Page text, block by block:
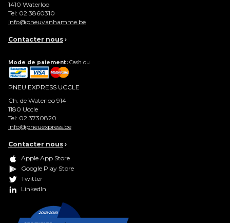
1410 Waterloo
Tel: 02 3860310
info@pneuvanhamme.be
Contacter nous ›
Mode de paiement: Cash ou
PNEU EXPRESS UCCLE
Ch. de Waterloo 914
1180 Uccle
Tel: 02 3730820
info@pneuexpress.be
Contacter nous ›
Apple App Store
Google Play Store
Twitter
LinkedIn